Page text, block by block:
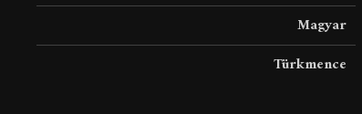
Magyar
Türkmence